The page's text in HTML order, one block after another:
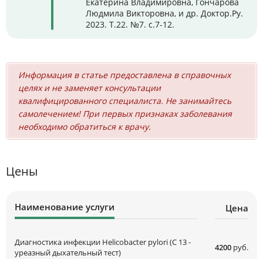
Екатерина Владимировна, Гончарова
Людмила Викторовна, и др. Доктор.Ру.
2023. Т.22. №7. с.7-12.
Информация в статье предоставлена в справочных
целях и не заменяет консультации
квалифицированного специалиста. Не занимайтесь
самолечением! При первых признаках заболевания
необходимо обратиться к врачу.
Цены
Наименование услуги Цена
Диагностика инфекции Helicobacter pylori (С 13 -
уреазный дыхательный тест)
4200 руб.